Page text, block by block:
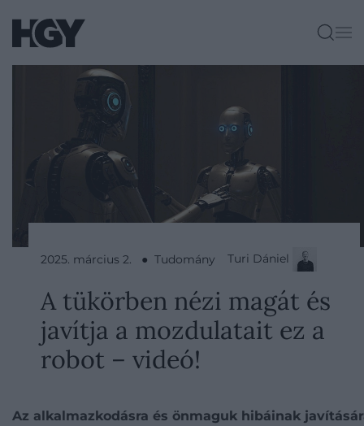
2025. március 2. ● Tudomány Turi Dániel
A tükörben nézi magát és
javítja a mozdulatait ez a
robot – videó!
Az alkalmazkodásra és önmaguk hibáinak